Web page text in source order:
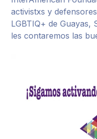
activistxs y
LGBTIQ+ de Guayas,
les contaremos las